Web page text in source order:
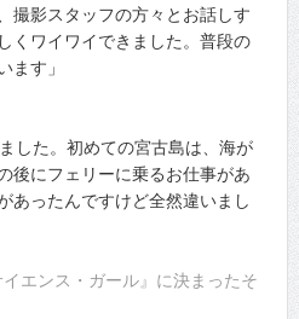
撮影スタッフの方々とお話しす
くワイワイできました。普段の
ます」
した。初めての宮古島は、海が
後にフェリーに乗るお仕事があ
あったんですけど全然違いまし
エンス・ガール』に決まったそ